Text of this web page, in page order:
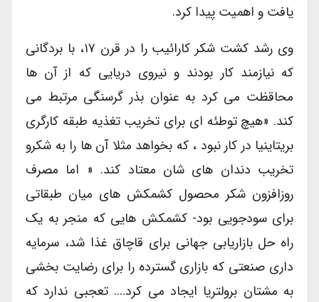
یافت و اهمیت پیدا کرد.
وی رشد کشت شکر کارائیب را در قرن ۱۷، با بردگانی
که نیازمند کار بودند و نیروی دریایی که از آن ها
محاقظت می کرد به عنوان بذر گرسنگی مرتبط می
کند. «هیچ توطئه ای برای تخریب تغذیه طبقه کارگری
بریتاینیا در کار نبود ، که بخواهد مثلا آن ها را به شکرو
تخریب دندان های شان معتاد کند. « اما مصرف
روزافزون شکر محصول کشمکش های میان طبقاتی
برای سودجویی بود- کشمکش هایی که منجر به یک
راه حل بازاریابی جهانی برای قاچاق غذا شد، سرمایه
داری صنعتی که بازاری گسترده را برای رضایت بخشی
به مشتان برولتریا ایجاد می کرد…. تعجبی ندارد که